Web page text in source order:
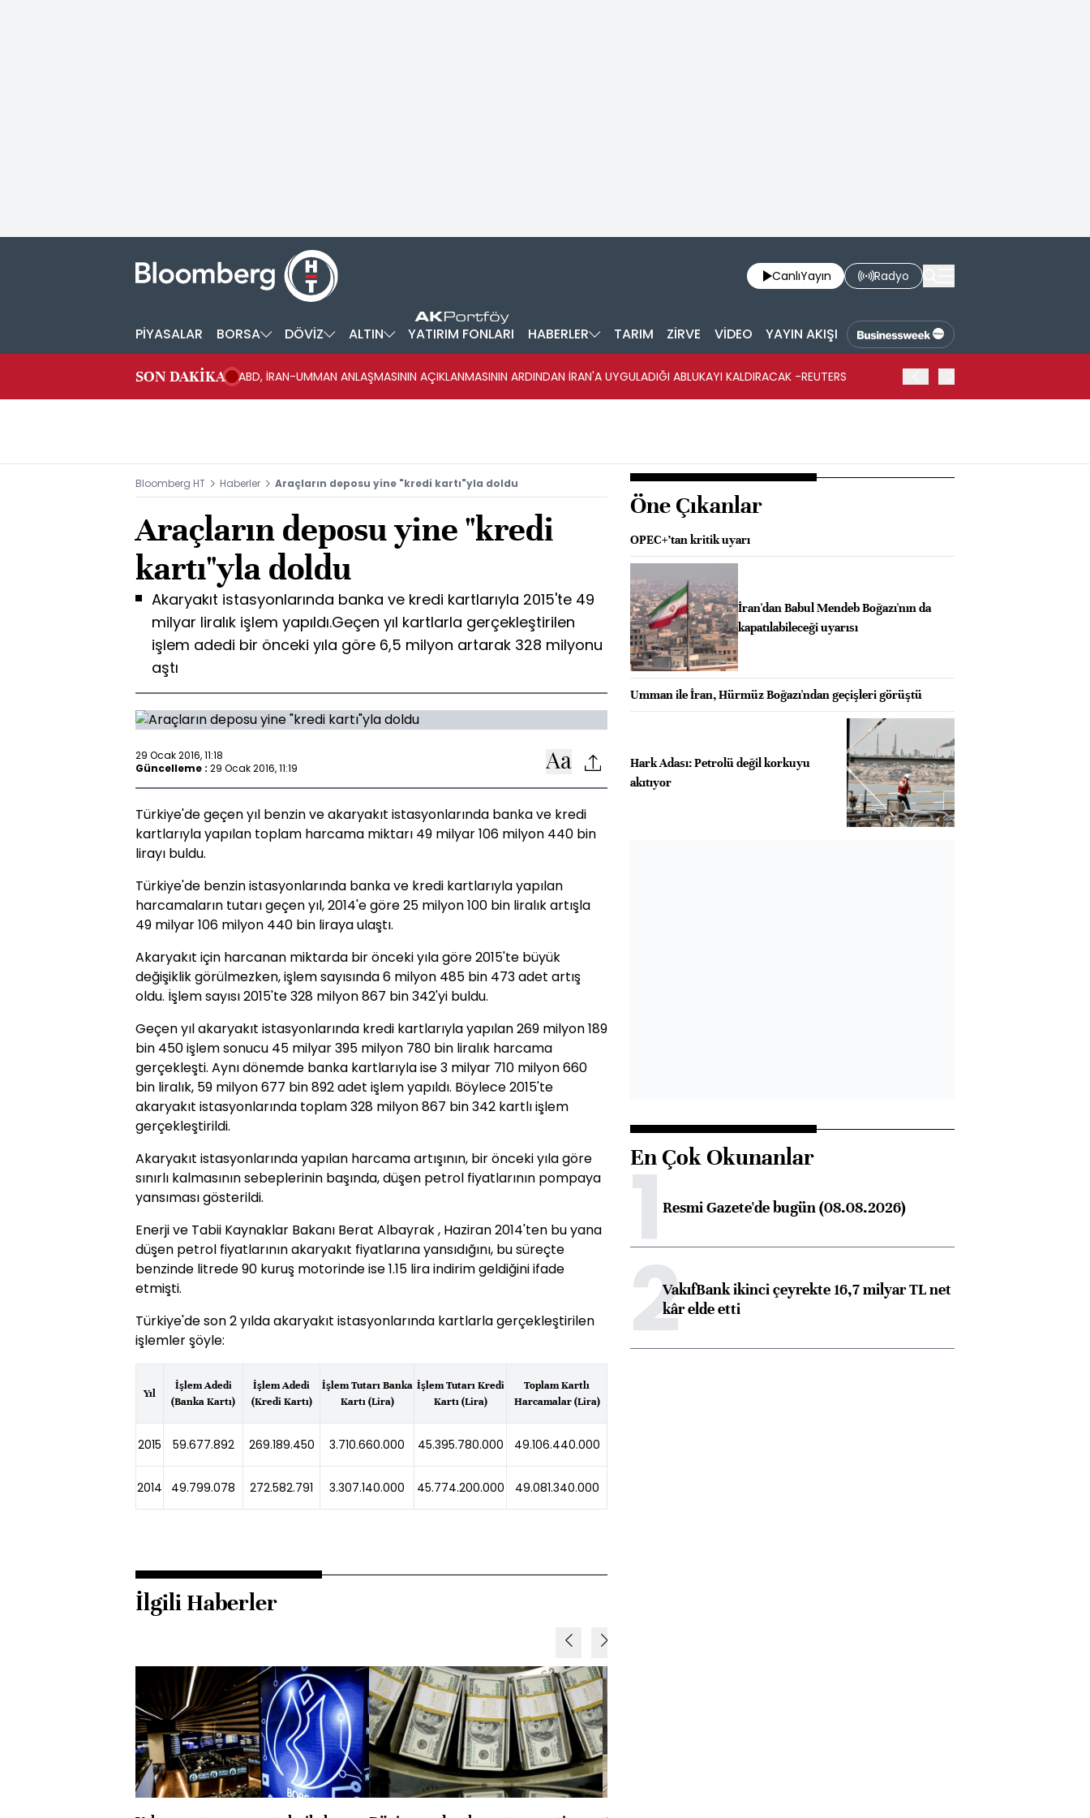
CanlıYayın Radyo
PİYASALAR BORSA DÖVİZ ALTIN YATIRIM FONLARI HABERLER TARIM ZİRVE VİDEO YAYIN AKIŞI
SON DAKİKA ABD, İRAN-UMMAN ANLAŞMASININ AÇIKLANMASININ ARDINDAN İRAN'A UYGULADIĞI ABLUKAYI KALDIRACAK -REUTERS
Bloomberg HT Haberler Araçların deposu yine "kredi kartı"yla doldu
Araçların deposu yine "kredi
kartı"yla doldu
Akaryakıt istasyonlarında banka ve kredi kartlarıyla 2015'te 49
milyar liralık işlem yapıldı.Geçen yıl kartlarla gerçekleştirilen
işlem adedi bir önceki yıla göre 6,5 milyon artarak 328 milyonu
aştı
29 Ocak 2016, 11:18
Güncelleme : 29 Ocak 2016, 11:19
Türkiye'de geçen yıl benzin ve akaryakıt istasyonlarında banka ve kredi
kartlarıyla yapılan toplam harcama miktarı 49 milyar 106 milyon 440 bin
lirayı buldu.
Türkiye'de benzin istasyonlarında banka ve kredi kartlarıyla yapılan
harcamaların tutarı geçen yıl, 2014'e göre 25 milyon 100 bin liralık artışla
49 milyar 106 milyon 440 bin liraya ulaştı.
Akaryakıt için harcanan miktarda bir önceki yıla göre 2015'te büyük
değişiklik görülmezken, işlem sayısında 6 milyon 485 bin 473 adet artış
oldu. İşlem sayısı 2015'te 328 milyon 867 bin 342'yi buldu.
Geçen yıl akaryakıt istasyonlarında kredi kartlarıyla yapılan 269 milyon 189
bin 450 işlem sonucu 45 milyar 395 milyon 780 bin liralık harcama
gerçekleşti. Aynı dönemde banka kartlarıyla ise 3 milyar 710 milyon 660
bin liralık, 59 milyon 677 bin 892 adet işlem yapıldı. Böylece 2015'te
akaryakıt istasyonlarında toplam 328 milyon 867 bin 342 kartlı işlem
gerçekleştirildi.
Akaryakıt istasyonlarında yapılan harcama artışının, bir önceki yıla göre
sınırlı kalmasının sebeplerinin başında, düşen petrol fiyatlarının pompaya
yansıması gösterildi.
Enerji ve Tabii Kaynaklar Bakanı Berat Albayrak , Haziran 2014'ten bu yana
düşen petrol fiyatlarının akaryakıt fiyatlarına yansıdığını, bu süreçte
benzinde litrede 90 kuruş motorinde ise 1.15 lira indirim geldiğini ifade
etmişti.
Türkiye'de son 2 yılda akaryakıt istasyonlarında kartlarla gerçekleştirilen
işlemler şöyle:
Yıl
İşlem Adedi
(Banka Kartı)
İşlem Adedi
(Kredi Kartı)
İşlem Tutarı Banka
Kartı (Lira)
İşlem Tutarı Kredi
Kartı (Lira)
Toplam Kartlı
Harcamalar (Lira)
2015 59.677.892 269.189.450 3.710.660.000 45.395.780.000 49.106.440.000
2014 49.799.078 272.582.791 3.307.140.000 45.774.200.000 49.081.340.000
İlgili Haberler
Öne Çıkanlar
OPEC+’tan kritik uyarı
İran'dan Babul Mendeb Boğazı'nın da
kapatılabileceği uyarısı
Umman ile İran, Hürmüz Boğazı'ndan geçişleri görüştü
Hark Adası: Petrolü değil korkuyu
akıtıyor
En Çok Okunanlar
1Resmi Gazete'de bugün (08.08.2026)
2VakıfBank ikinci çeyrekte 16,7 milyar TL net
kâr elde etti